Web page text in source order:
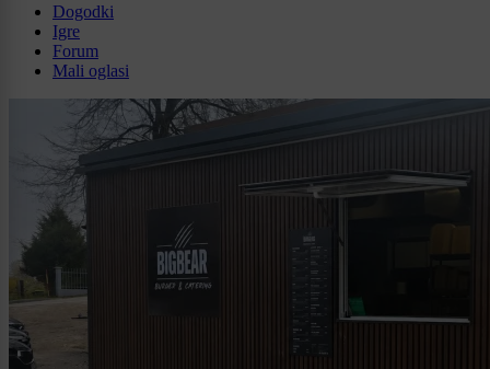
Dogodki
Igre
Forum
Mali oglasi